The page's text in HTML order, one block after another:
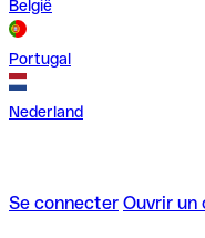
België
Portugal
Nederland
Se connecter Ouvrir un